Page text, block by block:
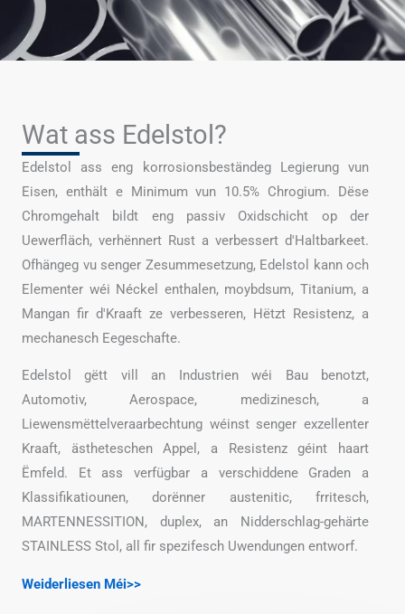
Wat ass Edelstol?
Edelstol ass eng korrosionsbeständeg Legierung vun
Eisen, enthält e Minimum vun 10.5% Chrogium. Dëse
Chromgehalt bildt eng passiv Oxidschicht op der
Uewerfläch, verhënnert Rust a verbessert d'Haltbarkeet.
Ofhängeg vu senger Zesummesetzung, Edelstol kann och
Elementer wéi Néckel enthalen, moybdsum, Titanium, a
Mangan fir d'Kraaft ze verbesseren, Hëtzt Resistenz, a
mechanesch Eegeschafte.
Edelstol gëtt vill an Industrien wéi Bau benotzt,
Automotiv, Aerospace, medizinesch, a
Liewensmëttelveraarbechtung wéinst senger exzellenter
Kraaft, ästheteschen Appel, a Resistenz géint haart
Ëmfeld. Et ass verfügbar a verschiddene Graden a
Klassifikatiounen, dorënner austenitic, frritesch,
MARTENNESSITION, duplex, an Nidderschlag-gehärte
STAINLESS Stol, all fir spezifesch Uwendungen entworf.
Weiderliesen Méi>>